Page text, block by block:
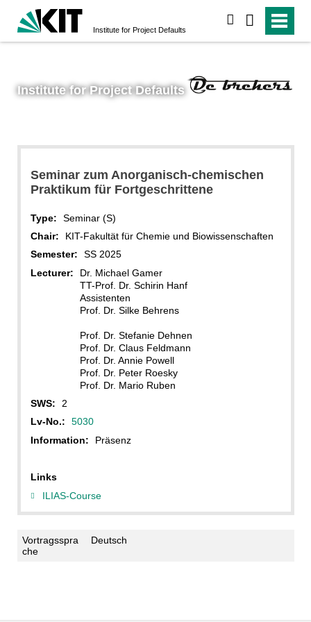
Institute for Project Defaults
Institute for Project Defaults
Seminar zum Anorganisch-chemischen
Praktikum für Fortgeschrittene
Type:
Seminar (S)
Chair:
KIT-Fakultät für Chemie und Biowissenschaften
Semester:
SS 2025
Lecturer:
Dr. Michael Gamer
TT-Prof. Dr. Schirin Hanf
Assistenten
Prof. Dr. Silke Behrens
Prof. Dr. Stefanie Dehnen
Prof. Dr. Claus Feldmann
Prof. Dr. Annie Powell
Prof. Dr. Peter Roesky
Prof. Dr. Mario Ruben
SWS:
2
Lv-No.:
5030
Information:
Präsenz
Links
ILIAS-Course
Vortragsspra
che
Deutsch